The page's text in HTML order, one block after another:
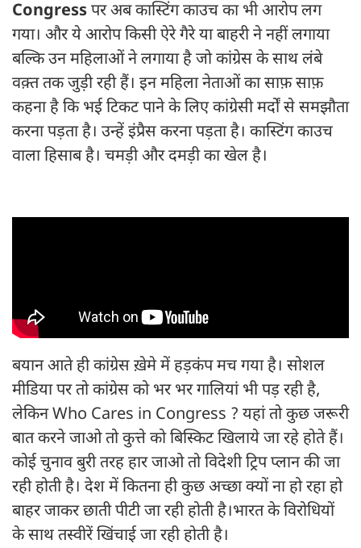
Congressपर अब कास्टिंग काउच का भी आरोप लग
गया। और ये आरोप किसी ऐरे गैरे या बाहरी ने नहीं लगाया
बल्कि उन महिलाओं ने लगाया है जो कांग्रेस के साथ लंबे
वक़्त तक जुड़ी रही हैं। इन महिला नेताओं का साफ़ साफ़
कहना है कि भई टिकट पाने के लिए कांग्रेसी मर्दों से समझौता
करना पड़ता है। उन्हें इंप्रैस करना पड़ता है। कास्टिंग काउच
वाला हिसाब है। चमड़ी और दमड़ी का खेल है।
बयान आते ही कांग्रेस ख़ेमे में हड़कंप मच गया है। सोशल
मीडिया पर तो कांग्रेस को भर भर गालियां भी पड़ रही है,
लेकिन Who Cares in Congress ? यहां तो कुछ जरूरी
बात करने जाओ तो कुत्ते को बिस्किट खिलाये जा रहे होते हैं।
कोई चुनाव बुरी तरह हार जाओ तो विदेशी ट्रिप प्लान की जा
रही होती है। देश में कितना ही कुछ अच्छा क्यों ना हो रहा हो
बाहर जाकर छाती पीटी जा रही होती है।भारत के विरोधियों
के साथ तस्वीरें खिंचाई जा रही होती है।